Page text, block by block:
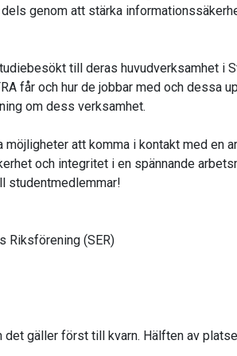
genom att stärka
till deras huvudverksamhet i
får och hur de jobbar med och dessa
om dess verksamhet.
att komma i kontakt med en
och integritet i en spännande
studentmedlemmar!
Riksförening (SER)
gäller först till kvarn. Hälften av